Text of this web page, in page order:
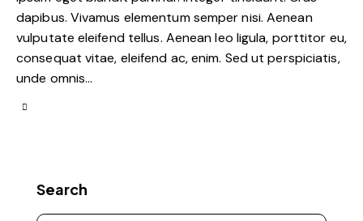
dapibus. Vivamus elementum semper nisi. Aenean
vulputate eleifend tellus. Aenean leo ligula, porttitor eu,
consequat vitae, eleifend ac, enim. Sed ut perspiciatis,
unde omnis…
Search